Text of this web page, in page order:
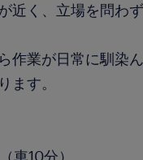
近く、立場を問わ
作業が日常に馴染
ます。
車10分）